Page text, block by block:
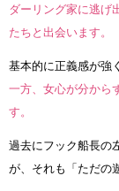
ダーリング家に逃げ
たちと出会います。
基本的に正義感が強
一方、女心が分から
す。
過去にフック船長の
が、それも「ただの